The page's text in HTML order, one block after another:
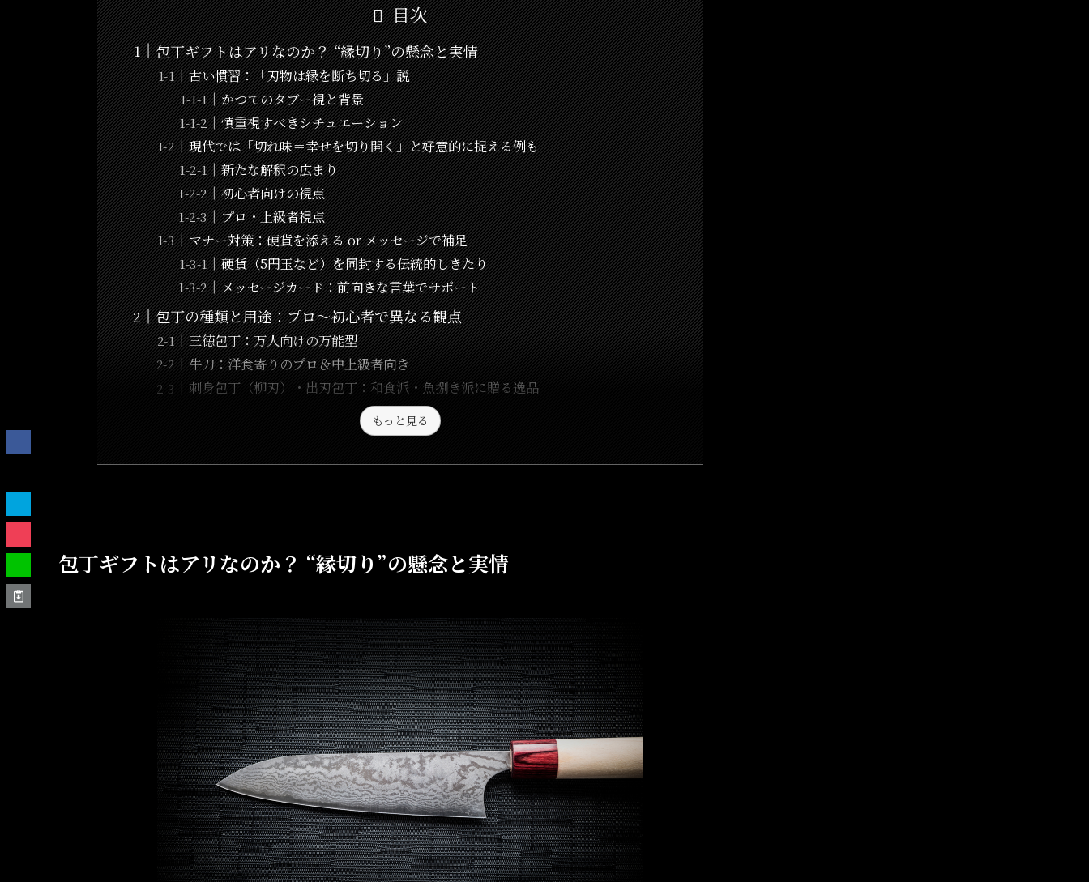
目次
包丁ギフトはアリなのか？ “縁切り”の懸念と実情
古い慣習：「刃物は縁を断ち切る」説
かつてのタブー視と背景
慎重視すべきシチュエーション
現代では「切れ味＝幸せを切り開く」と好意的に捉える例も
新たな解釈の広まり
初心者向けの視点
プロ・上級者視点
マナー対策：硬貨を添える or メッセージで補足
硬貨（5円玉など）を同封する伝統的しきたり
メッセージカード：前向きな言葉でサポート
包丁の種類と用途：プロ〜初心者で異なる観点
三徳包丁：万人向けの万能型
牛刀：洋食寄りのプロ＆中上級者向き
刺身包丁（柳刃）・出刃包丁：和食派・魚捌き派に贈る逸品
もっと見る
包丁ギフトはアリなのか？ “縁切り”の懸念と実情